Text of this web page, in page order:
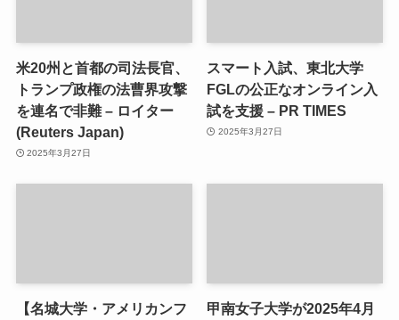
米20州と首都の司法長官、
トランプ政権の法曹界攻撃
を連名で非難 – ロイター
(Reuters Japan)
2025年3月27日
スマート入試、東北大学
FGLの公正なオンライン入
試を支援 – PR TIMES
2025年3月27日
【名城大学・アメリカンフ
甲南女子大学が2025年4月